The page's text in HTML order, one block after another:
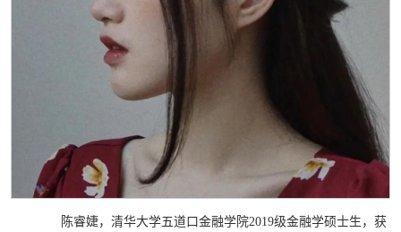
陈睿婕，清华大学五道口金融学院2019级金融学硕士生，获